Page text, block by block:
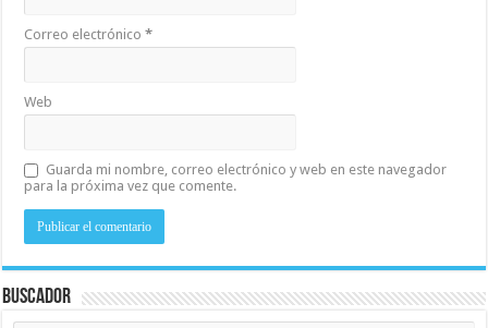
Correo electrónico*
Web
Guarda mi nombre, correo electrónico y web en este navegador
para la próxima vez que comente.
Buscador